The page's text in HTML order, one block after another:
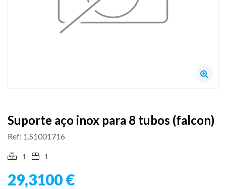
Suporte aço inox para 8 tubos (falcon)
Ref: 1.S1001716
1 1
29,3100 €